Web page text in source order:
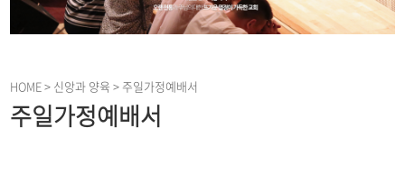
HOME> 신앙과 양육 > 주일가정예배서
주일가정예배서